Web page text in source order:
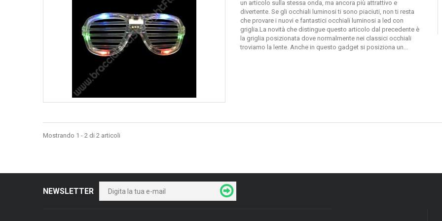
un articolo sulla stessa onda, ma ancora più attrattivo e
divertente. Se gli occhiali luminosi ti sono piaciuti, non ti resta
che provare i nuovi e fantastici occhiali luminosi a led con
griglia.La novità che distingue questo articolo dal precedente è
la griglia posizionata dove normalmente nei classici occhiali
troviamo la lente. Anche in questo gadget si posiziona un...
Mostrando 1 - 2 di 2 articoli
NEWSLETTER